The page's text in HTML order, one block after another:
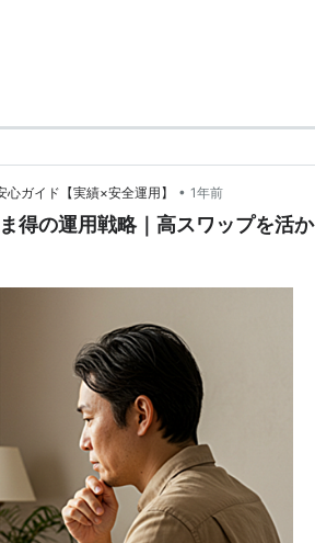
ガイド【実績×安全運用】 • 1年前
得の運用戦略｜高スワップを活か